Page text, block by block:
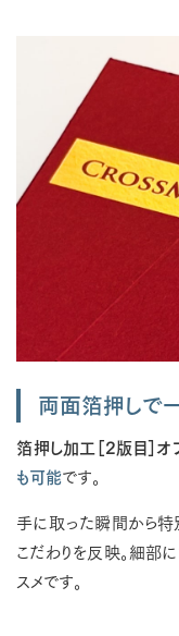
両面箔押しで
箔押し加工［2版目］オ
も可能です。
手に取った瞬間から特
こだわりを反映。細部
スメです。